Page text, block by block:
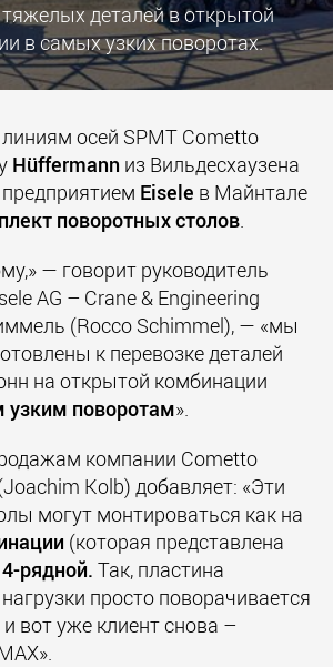
деталей в открытой
в самых узких поворотах.
осей SPMT Cometto
Hüffermann из Вильдесхаузена
Eisele в Майнтале
поворотных столов.
— говорит руководитель
AG – Crane & Engineering
(Rocco Schimmel), — «мы
к перевозке деталей
на открытой комбинации
поворотам».
компании Cometto
Kolb) добавляет: «Эти
могут монтироваться как на
(которая представлена
4-рядной. Так, пластина
просто поворачивается
вот уже клиент снова –